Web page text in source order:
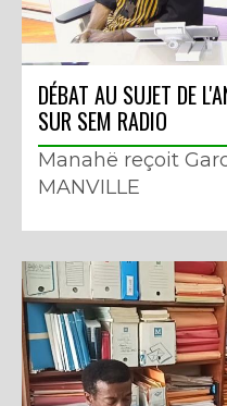
DÉBAT AU SUJET DE
SUR SEM RADIO
Manahë reçoit
MANVILLE